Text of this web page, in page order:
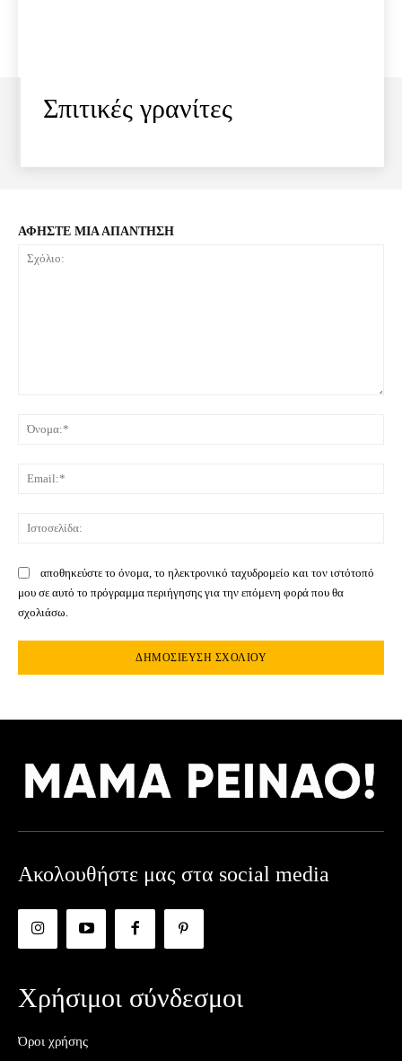
Σπιτικές γρανίτες
ΑΦΗΣΤΕ ΜΙΑ ΑΠΑΝΤΗΣΗ
αποθηκεύστε το όνομα, το ηλεκτρονικό ταχυδρομείο και τον ιστότοπό
μου σε αυτό το πρόγραμμα περιήγησης για την επόμενη φορά που θα
σχολιάσω.
Ακολουθήστε μας στα social media
Χρήσιμοι σύνδεσμοι
Όροι χρήσης